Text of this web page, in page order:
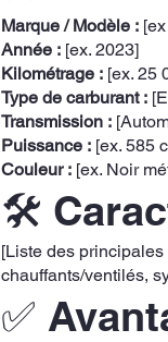
Marque / Modèle :
Année : [ex. 2023]
Kilométrage : [ex. 25
Type de carburant :
Transmission :
Puissance : [ex. 585
Couleur : [ex. Noir
🛠️
[Liste des
chauffants/ventilés,
✅